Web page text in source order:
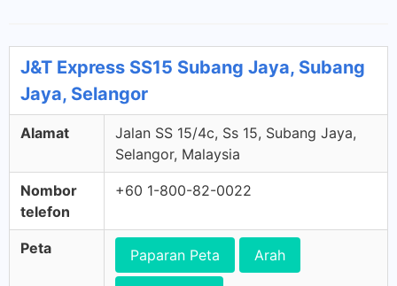
J&T Express SS15 Subang Jaya, Subang
Jaya, Selangor
Alamat
Jalan SS 15/4c, Ss 15, Subang Jaya,
Selangor, Malaysia
Nombor
telefon
+60 1-800-82-0022
Peta Paparan Peta Arah